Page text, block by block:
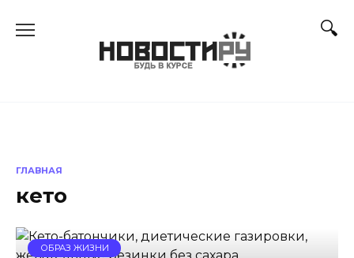
ГЛАВНАЯ
кето
ОБРАЗ ЖИЗНИ